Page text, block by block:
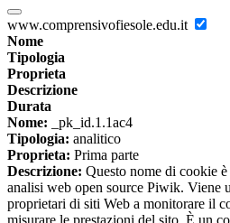
www.comprensivofiesole.edu.it
Nome
Tipologia
Proprieta
Descrizione
Durata
Nome: _pk_id.1.1ac4
Tipologia: analitico
Proprieta: Prima parte
Descrizione: Questo nome di cookie
analisi web open source Piwik. Viene
proprietari di siti Web a monitorare il
misurare le prestazioni del sito. È un